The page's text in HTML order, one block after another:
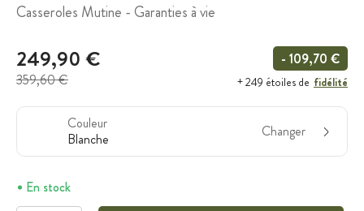
Casseroles Mutine - Garanties à vie
249,90 €
359,60 €
- 109,70 €
+ 249 étoiles de fidélité
Couleur
Blanche
Changer
En stock